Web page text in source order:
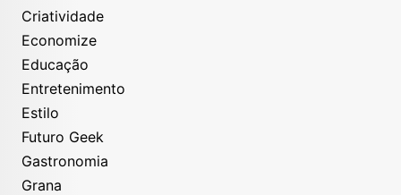
Criatividade
Economize
Educação
Entretenimento
Estilo
Futuro Geek
Gastronomia
Grana